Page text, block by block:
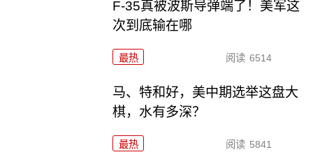
F-35真被波斯导弹端了！美军这
次到底输在哪
最热 阅读 6514
马、特和好，美中期选举这盘大
棋，水有多深？
最热 阅读 5841